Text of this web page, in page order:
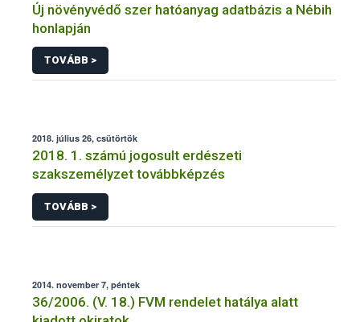
Új növényvédő szer hatóanyag adatbázis a Nébih
honlapján
TOVÁBB >
2018. július 26, csütörtök
2018. 1. számú jogosult erdészeti
szakszemélyzet továbbképzés
TOVÁBB >
2014. november 7, péntek
36/2006. (V. 18.) FVM rendelet hatálya alatt